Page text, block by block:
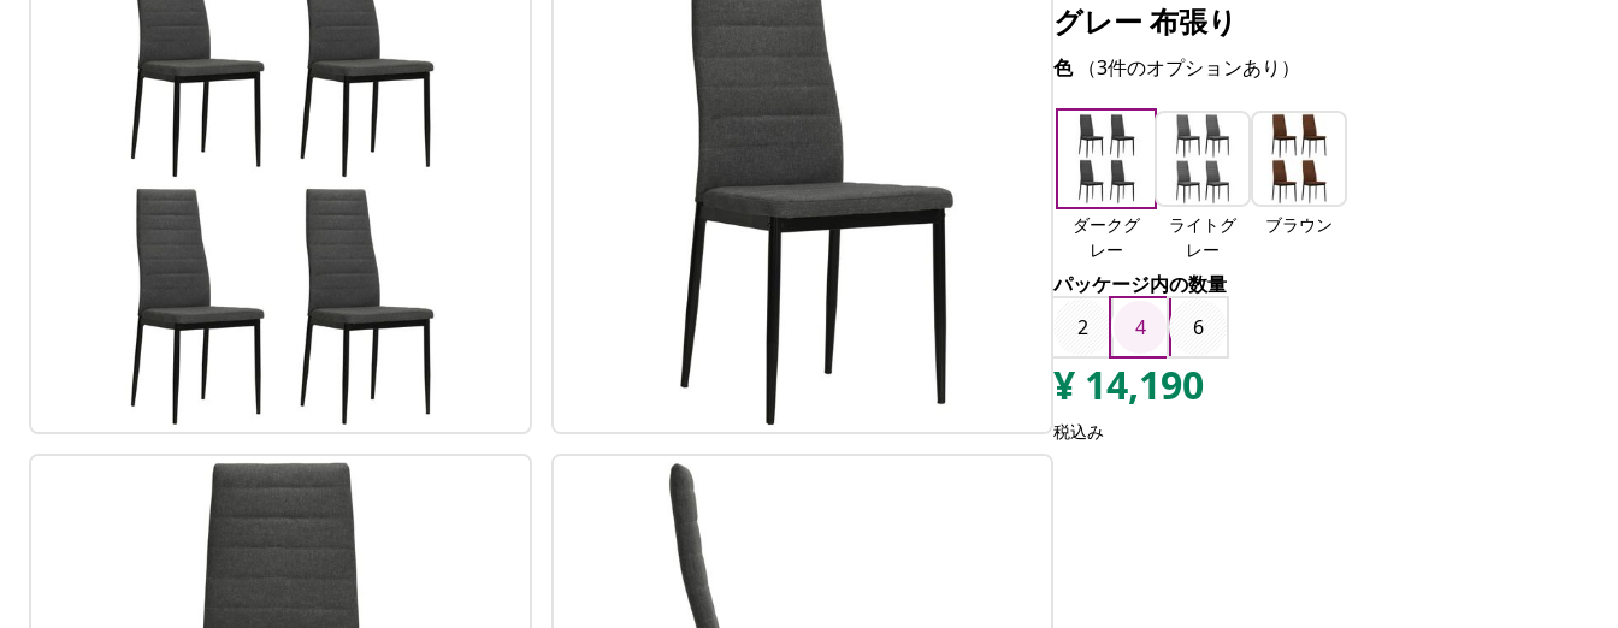
グレー 布張り
色 （3件のオプションあり）
ダークグ
レー
ライトグ
レー
ブラウン
パッケージ内の数量
2
4 6
¥ 14,190
税込み